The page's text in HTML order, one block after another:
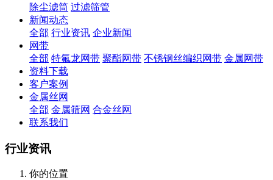
除尘滤筒 过滤筛管
新闻动态
全部 行业资讯 企业新闻
网带
全部 特氟龙网带 聚酯网带 不锈钢丝编织网带 金属网带
资料下载
客户案例
金属丝网
全部 金属筛网 合金丝网
联系我们
行业资讯
你的位置